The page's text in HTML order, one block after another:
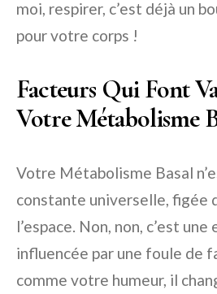
moi, respirer, c’est déjà un
pour votre corps !
Facteurs Qui Font
Votre Métabolisme
Votre Métabolisme Basal
constante universelle, figée
l’espace. Non, non, c’est
influencée par une foule de
comme votre humeur, il